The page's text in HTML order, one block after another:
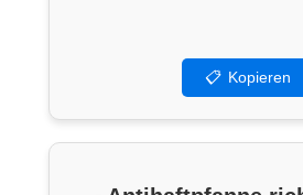
📋 Kopieren